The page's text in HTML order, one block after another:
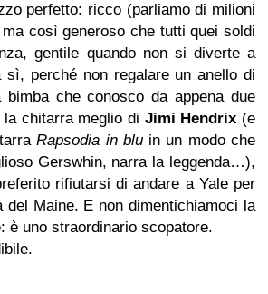
perfetto: ricco (parliamo di milioni
così generoso che tutti quei soldi
gentile quando non si diverte a
perché non regalare un anello di
bimba che conosco da appena due
chitarra meglio di Jimi Hendrix (e
Rapsodia in bluin un modo che
Gerswhin, narra la leggenda…),
rifiutarsi di andare a Yale per
del Maine. E non dimentichiamoci la
è uno straordinario scopatore.